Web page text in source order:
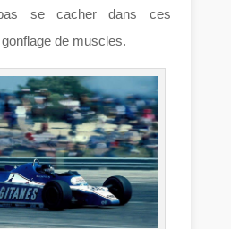
se cacher dans ces
de muscles.